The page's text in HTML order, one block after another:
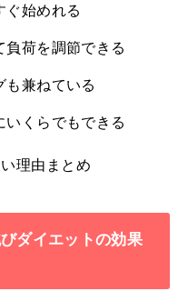
ぐ始めれる
荷を調節できる
も兼ねている
いくらでもできる
理由まとめ
ダイエットの効果